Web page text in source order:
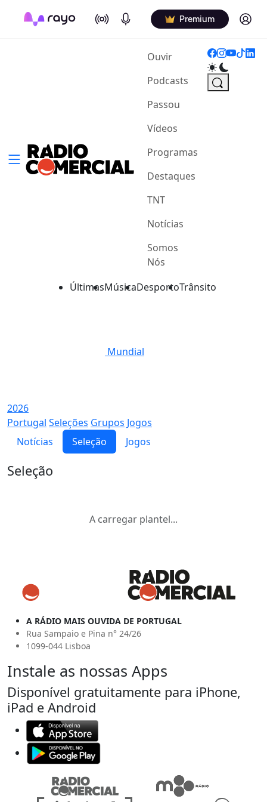
On Air Podcasts Premium Log in
Ouvir(current)
Podcasts
Passou
Vídeos
Programas
Destaques
TNT
Notícias
Somos
Nós
ÚltimasMúsicaDesportoTrânsito
Mundial
2026
Portugal Seleções Grupos Jogos
Notícias
Seleção Jogos
Seleção
A carregar plantel...
A RÁDIO MAIS OUVIDA DE PORTUGAL
Rua Sampaio e Pina n° 24/26
1099-044 Lisboa
Instale as nossas Apps
Disponível gratuitamente para iPhone,
iPad e Android